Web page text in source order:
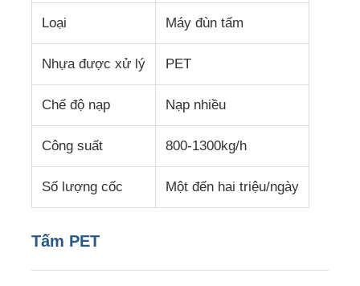
Nhà
Sản phẩm
Loại Máy đùn tấm
Nhựa được xử lý PET
Chế độ nạp Nạp nhiều
Công suất 800-1300kg/h
Số lượng cốc Một đến hai triệu/ngày
Tấm PET